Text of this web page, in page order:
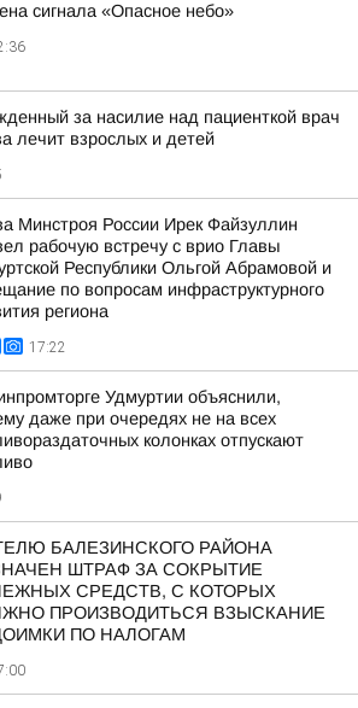
сигнала «Опасное небо»
за насилие над пациенткой врач
лечит взрослых и детей
Минстроя России Ирек Файзуллин
рабочую встречу с врио Главы
Республики Ольгой Абрамовой и
по вопросам инфраструктурного
региона
17:22
Удмуртии объяснили,
даже при очередях не на всех
колонках отпускают
БАЛЕЗИНСКОГО РАЙОНА
ШТРАФ ЗА СОКРЫТИЕ
СРЕДСТВ, С КОТОРЫХ
ПРОИЗВОДИТЬСЯ ВЗЫСКАНИЕ
ПО НАЛОГАМ